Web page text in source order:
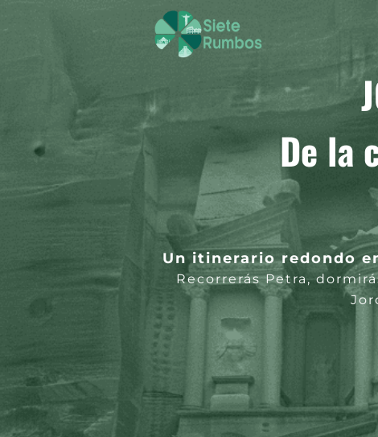
De la
Un itinerario redondo
Recorrerás Petra,